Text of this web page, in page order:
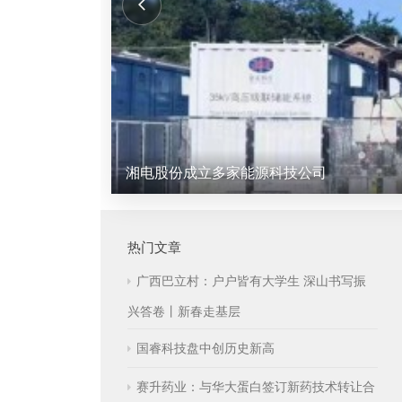
湘电股份成立多家能源科技公司
热门文章
广西巴立村：户户皆有大学生 深山书写振
兴答卷丨新春走基层
国睿科技盘中创历史新高
赛升药业：与华大蛋白签订新药技术转让合